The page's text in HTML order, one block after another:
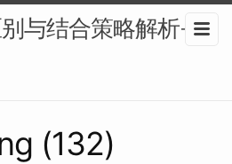
与结合策略解析-
(132)